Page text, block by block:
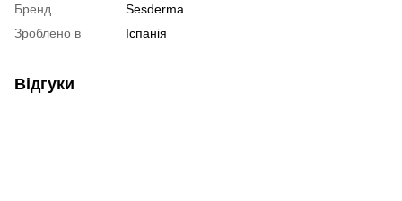
Бренд
Sesderma
Зроблено в
Іспанія
Відгуки